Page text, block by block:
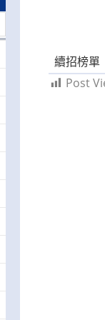
續招榜單
Post